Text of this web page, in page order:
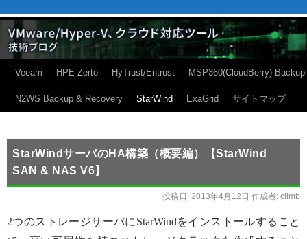
Veeam HPE Zerto HyTrust/Entrust MSP360(CloudBerry) Backup
N2WS Backup & Recovery StarWind ExaGrid サイトマップ
StarWindサーバのHA構築（概要編）【StarWind
SAN & NAS V6】
投稿日: 2013年4月12日 作成者: climb
2つのストレージサーバにStarWindをインストールすること